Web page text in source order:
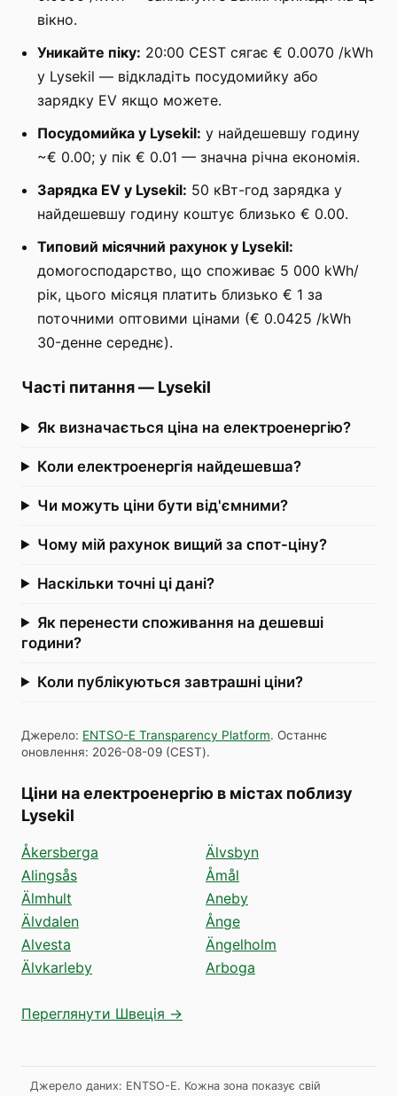
вікно.
Уникайте піку: 20:00 CEST сягає € 0.0070 /kWh
у Lysekil — відкладіть посудомийку або
зарядку EV якщо можете.
Посудомийка у Lysekil: у найдешевшу годину
~€ 0.00; у пік € 0.01 — значна річна економія.
Зарядка EV у Lysekil: 50 кВт-год зарядка у
найдешевшу годину коштує близько € 0.00.
Типовий місячний рахунок у Lysekil:
домогосподарство, що споживає 5 000 kWh/
рік, цього місяця платить близько € 1 за
поточними оптовими цінами (€ 0.0425 /kWh
30-денне середнє).
Часті питання— Lysekil
Як визначається ціна на електроенергію?
Коли електроенергія найдешевша?
Чи можуть ціни бути від'ємними?
Чому мій рахунок вищий за спот-ціну?
Наскільки точні ці дані?
Як перенести споживання на дешевші
години?
Коли публікуються завтрашні ціни?
Джерело: ENTSO-E Transparency Platform. Останнє
оновлення: 2026-08-09 (CEST).
Ціни на електроенергію в містах поблизу
Lysekil
Åkersberga
Alingsås
Älmhult
Älvdalen
Alvesta
Älvkarleby
Älvsbyn
Åmål
Aneby
Ånge
Ängelholm
Arboga
Переглянути Швеція →
Джерело даних: ENTSO-E. Кожна зона показує свій